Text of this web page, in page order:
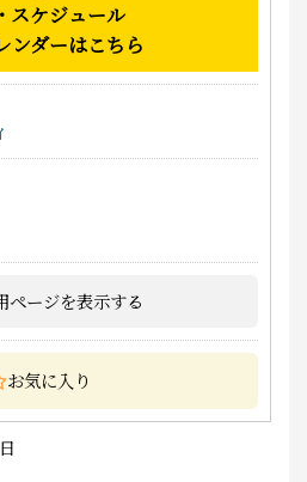
スケジュール
ンダーはこちら
ページを表示する
お気に入り